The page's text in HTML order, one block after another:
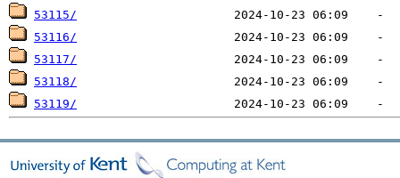
53115/
53116/
53117/
53118/
53119/